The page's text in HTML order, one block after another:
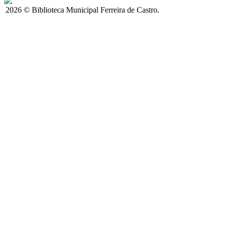
2026 © Biblioteca Municipal Ferreira de Castro.